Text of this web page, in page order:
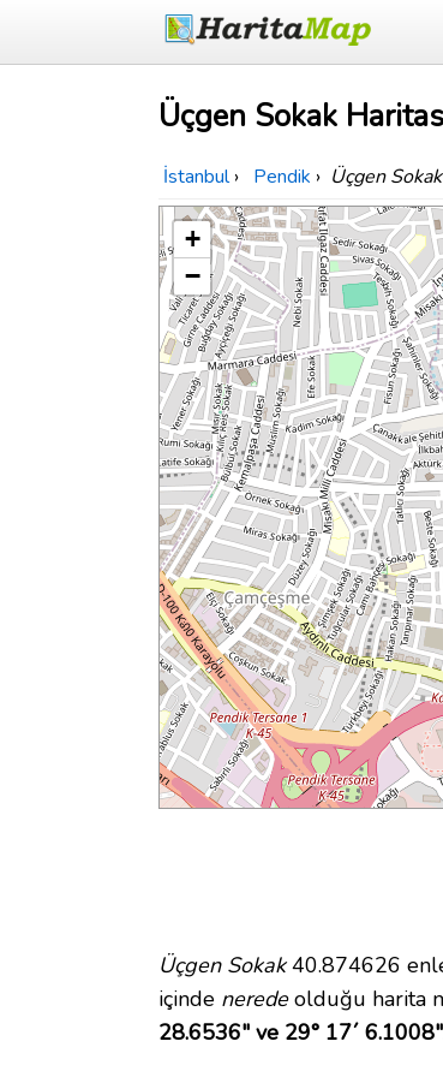
Üçgen Sokak
İstanbul › Pendik › Üçgen Sokak
+
−
Üçgen Sokak40.874626
içinde neredeolduğu harita
28.6536" ve 29° 17´ 6.1008"